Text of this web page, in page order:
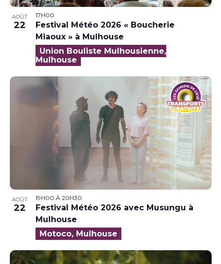
AOÛT
22
17H00
Festival Météo 2026 « Boucherie
Miaoux » à Mulhouse
Union Bouliste Mulhousienne,
Mulhouse
AOÛT
22
19H00 À 20H30
Festival Météo 2026 avec Musungu à
Mulhouse
Motoco, Mulhouse